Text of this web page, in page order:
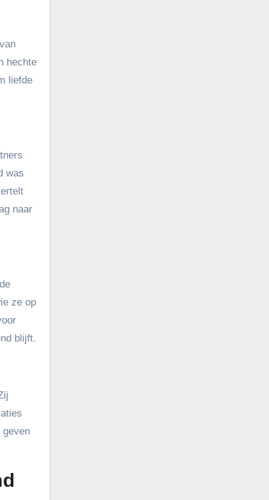
hechte
liefde
was
naar
ze op
blijft.
geven